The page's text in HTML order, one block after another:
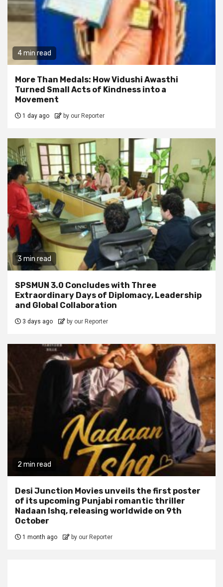
4 min read
More Than Medals: How Vidushi Awasthi
Turned Small Acts of Kindness into a
Movement
1 day ago by our Reporter
3 min read
SPSMUN 3.0 Concludes with Three
Extraordinary Days of Diplomacy, Leadership
and Global Collaboration
3 days ago by our Reporter
2 min read
Desi Junction Movies unveils the first poster
of its upcoming Punjabi romantic thriller
Nadaan Ishq, releasing worldwide on 9th
October
1 month ago by our Reporter